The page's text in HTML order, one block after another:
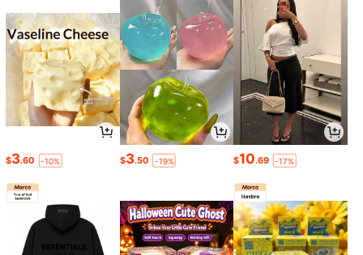
$3.60 -10% $3.50 -19% $10.69 -17%